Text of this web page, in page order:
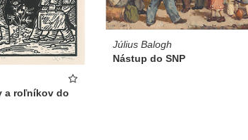
a roľníkov do
Július Balogh
Nástup do SNP